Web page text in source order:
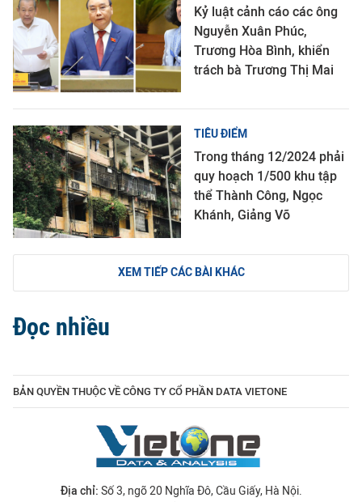
Kỷ luật cảnh cáo các ông
Nguyễn Xuân Phúc,
Trương Hòa Bình, khiển
trách bà Trương Thị Mai
TIÊU ĐIỂM
Trong tháng 12/2024 phải
quy hoạch 1/500 khu tập
thể Thành Công, Ngọc
Khánh, Giảng Võ
XEM TIẾP CÁC BÀI KHÁC
Đọc nhiều
BẢN QUYỀN THUỘC VỀ CÔNG TY CỔ PHẦN DATA VIETONE
Địa chỉ: Số 3, ngõ 20 Nghĩa Đô, Cầu Giấy, Hà Nội.